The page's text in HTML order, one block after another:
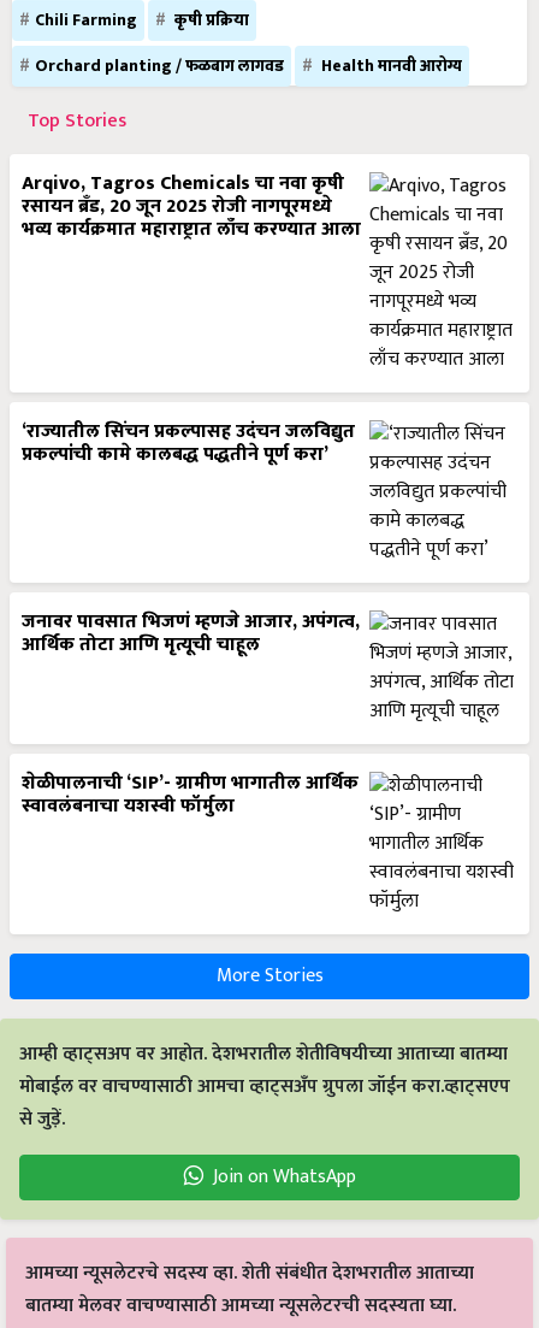
Chili Farming
कृषी प्रक्रिया
Orchard planting / फळबाग लागवड
Health मानवी आरोग्य
Top Stories
Arqivo, Tagros Chemicals चा नवा कृषी
रसायन ब्रँड, 20 जून 2025 रोजी नागपूरमध्ये
भव्य कार्यक्रमात महाराष्ट्रात लाँच करण्यात आला
‘राज्यातील सिंचन प्रकल्पासह उदंचन जलविद्युत
प्रकल्पांची कामे कालबद्ध पद्धतीने पूर्ण करा’
जनावर पावसात भिजणं म्हणजे आजार, अपंगत्व,
आर्थिक तोटा आणि मृत्यूची चाहूल
शेळीपालनाची ‘SIP’- ग्रामीण भागातील आर्थिक
स्वावलंबनाचा यशस्वी फॉर्मुला
More Stories
आम्ही व्हाट्सअप वर आहोत. देशभरातील शेतीविषयीच्या आताच्या बातम्या
मोबाईल वर वाचण्यासाठी आमचा व्हाट्सअँप ग्रुपला जॉईन करा.व्हाट्सएप
से जुड़ें.
Join on WhatsApp
आमच्या न्यूसलेटरचे सदस्य व्हा. शेती संबंधीत देशभरातील आताच्या
बातम्या मेलवर वाचण्यासाठी आमच्या न्यूसलेटरची सदस्यता घ्या.